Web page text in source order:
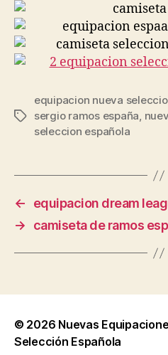
Etiquetas
equipacion nueva
sergio ramos españa,
seleccion española
←
equipacion dream
→
camiseta de ramos
© 2026 Nuevas
Selección Española